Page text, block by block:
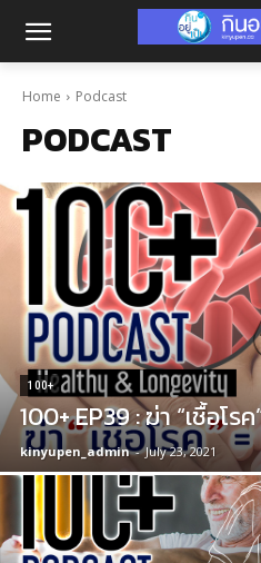
Home Podcast
PODCAST
100+
100+ EP39 : ฆ่า “เชื้อโร
kinyupen_admin - July 23, 2021